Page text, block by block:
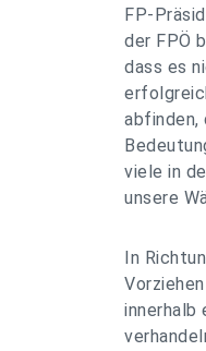
FP-
der FPÖ
dass es
abfinden,
viele in
unsere
In
innerhalb